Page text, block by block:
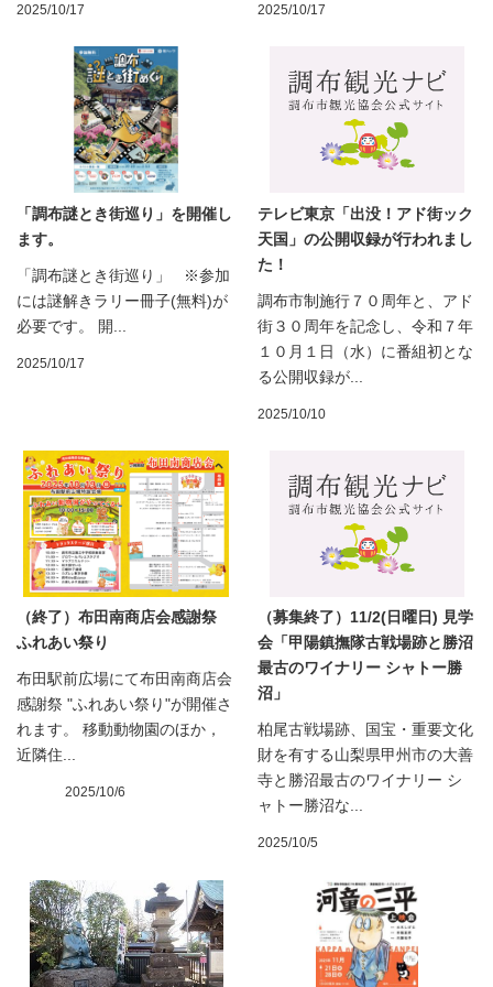
2025/10/17 2025/10/17
「調布謎とき街巡り」を開催し
ます。
「調布謎とき街巡り」 ※参加
には謎解きラリー冊子(無料)が
必要です。 開...
2025/10/17
テレビ東京「出没！アド街ック
天国」の公開収録が行われまし
た！
調布市制施行７０周年と、アド
街３０周年を記念し、令和７年
１０月１日（水）に番組初とな
る公開収録が...
2025/10/10
（終了）布田南商店会感謝祭
ふれあい祭り
布田駅前広場にて布田南商店会
感謝祭 "ふれあい祭り"が開催さ
れます。 移動動物園のほか，
近隣住...
2025/10/6
（募集終了）11/2(日曜日) 見学
会「甲陽鎮撫隊古戦場跡と勝沼
最古のワイナリー シャトー勝
沼」
柏尾古戦場跡、国宝・重要文化
財を有する山梨県甲州市の大善
寺と勝沼最古のワイナリー シ
ャトー勝沼な...
2025/10/5